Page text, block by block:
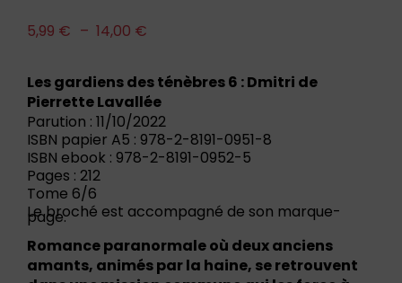
5,99 € – 14,00 €
Les gardiens des ténèbres 6 : Dmitri de
Pierrette Lavallée
Parution : 11/10/2022
ISBN papier A5 : 978-2-8191-0951-8
ISBN ebook : 978-2-8191-0952-5
Pages : 212
Tome 6/6
Le broché est accompagné de son marque-
page.
Romance paranormale où deux anciens
amants, animés par la haine, se retrouvent